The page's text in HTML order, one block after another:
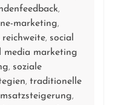
,
marketing,
reichweite, social
media marketing
, soziale
,traditionelle
,